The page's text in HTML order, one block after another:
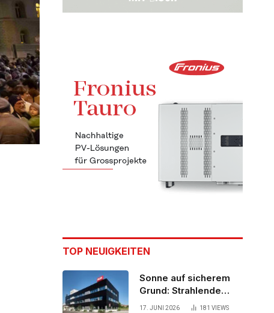
TOP NEUIGKEITEN
Sonne auf sicherem
Grund: Strahlende
Aussichten für neues
17. JUNI 2026 181 VIEWS